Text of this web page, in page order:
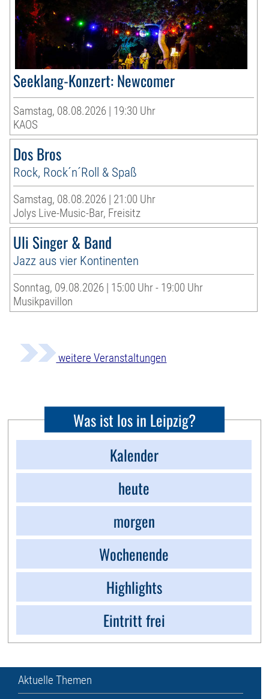
Seeklang-Konzert: Newcomer
Samstag, 08.08.2026 | 19:30 Uhr
KAOS
Dos Bros
Rock, Rock´n´Roll & Spaß
Samstag, 08.08.2026 | 21:00 Uhr
Jolys Live-Music-Bar, Freisitz
Uli Singer & Band
Jazz aus vier Kontinenten
Sonntag, 09.08.2026 | 15:00 Uhr - 19:00 Uhr
Musikpavillon
weitere Veranstaltungen
Was ist los in Leipzig?
Kalender
heute
morgen
Wochenende
Highlights
Eintritt frei
Aktuelle Themen